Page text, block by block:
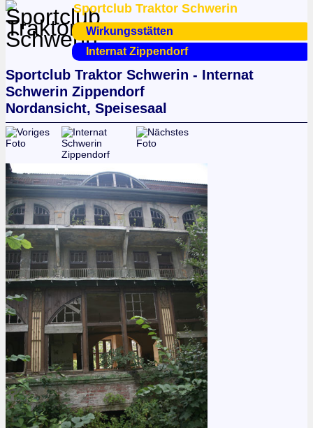
Sportclub Traktor Schwerin
Wirkungsstätten
Internat Zippendorf
Sportclub Traktor Schwerin - Internat
Schwerin Zippendorf
Nordansicht, Speisesaal